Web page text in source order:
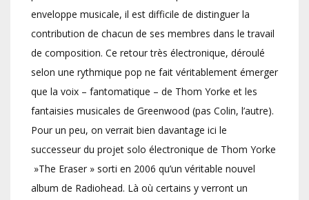
enveloppe musicale, il est difficile de distinguer la
contribution de chacun de ses membres dans le travail
de composition. Ce retour très électronique, déroulé
selon une rythmique pop ne fait véritablement émerger
que la voix – fantomatique – de Thom Yorke et les
fantaisies musicales de Greenwood (pas Colin, l’autre).
Pour un peu, on verrait bien davantage ici le
successeur du projet solo électronique de Thom Yorke
»The Eraser » sorti en 2006 qu’un véritable nouvel
album de Radiohead. Là où certains y verront un